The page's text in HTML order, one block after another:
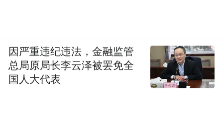
因严重违纪违法，金融监管
总局原局长李云泽被罢免全
国人大代表